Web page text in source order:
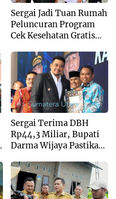
Sergai Jadi Tuan Rumah
Peluncuran Program
Cek Kesehatan Gratis
Sumut
--> Sumatera Utara
Sergai Terima DBH
Rp44,3 Miliar, Bupati
Darma Wijaya Pastikan
Sasaran